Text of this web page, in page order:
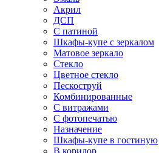
Акрил
ДСП
С патиной
Шкафы-купе с зеркалом
Матовое зеркало
Стекло
Цветное стекло
Пескоструй
Комбинированные
С витражами
С фотопечатью
Назначение
Шкафы-купе в гостиную
В коридор